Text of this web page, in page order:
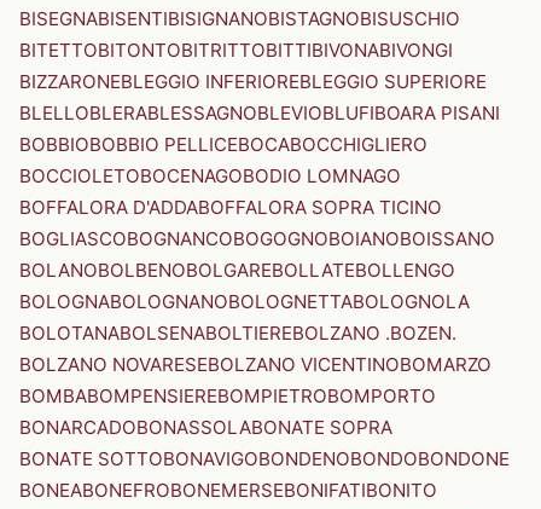
BISEGNABISENTIBISIGNANOBISTAGNOBISUSCHIO
BITETTOBITONTOBITRITTOBITTIBIVONABIVONGI
BIZZARONEBLEGGIO INFERIOREBLEGGIO SUPERIORE
BLELLOBLERABLESSAGNOBLEVIOBLUFIBOARA PISANI
BOBBIOBOBBIO PELLICEBOCABOCCHIGLIERO
BOCCIOLETOBOCENAGOBODIO LOMNAGO
BOFFALORA D'ADDABOFFALORA SOPRA TICINO
BOGLIASCOBOGNANCOBOGOGNOBOIANOBOISSANO
BOLANOBOLBENOBOLGAREBOLLATEBOLLENGO
BOLOGNABOLOGNANOBOLOGNETTABOLOGNOLA
BOLOTANABOLSENABOLTIEREBOLZANO .BOZEN.
BOLZANO NOVARESEBOLZANO VICENTINOBOMARZO
BOMBABOMPENSIEREBOMPIETROBOMPORTO
BONARCADOBONASSOLABONATE SOPRA
BONATE SOTTOBONAVIGOBONDENOBONDOBONDONE
BONEABONEFROBONEMERSEBONIFATIBONITO